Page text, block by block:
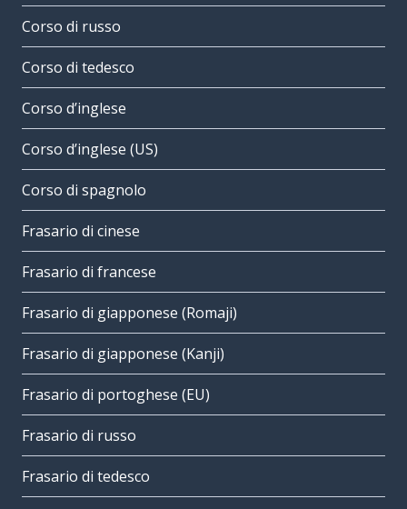
Corso di russo
Corso di tedesco
Corso d’inglese
Corso d’inglese (US)
Corso di spagnolo
Frasario di cinese
Frasario di francese
Frasario di giapponese (Romaji)
Frasario di giapponese (Kanji)
Frasario di portoghese (EU)
Frasario di russo
Frasario di tedesco